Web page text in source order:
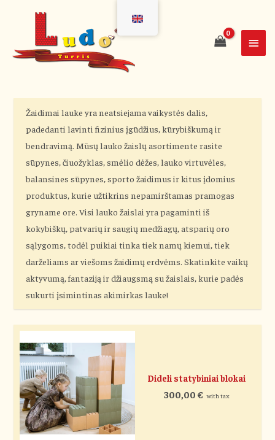
Žaidimai lauke yra neatsiejama vaikystės dalis,
padedanti lavinti fizinius įgūdžius, kūrybiškumą ir
bendravimą. Mūsų lauko žaislų asortimente rasite
sūpynes, čiuožyklas, smėlio dėžes, lauko virtuvėles,
balansines sūpynes, sporto žaidimus ir kitus įdomius
produktus, kurie užtikrins nepamirštamas pramogas
gryname ore. Visi lauko žaislai yra pagaminti iš
kokybiškų, patvarių ir saugių medžiagų, atsparių oro
sąlygoms, todėl puikiai tinka tiek namų kiemui, tiek
darželiams ar viešoms žaidimų erdvėms. Skatinkite vaikų
aktyvumą, fantaziją ir džiaugsmą su žaislais, kurie padės
sukurti įsimintinas akimirkas lauke!
Dideli statybiniai blokai
300,00 € with tax